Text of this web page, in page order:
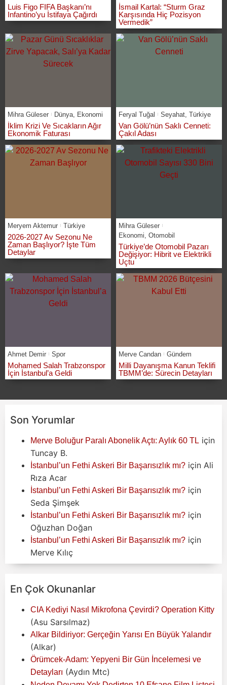
Luis Figo FIFA Başkanı’nı
Infantino’yu İstifaya Çağırdı
İsmail Kartal: “Sturm Graz
Karşısında Hiç Pozisyon
Vermedik”
Mihra Güleser Dünya Ekonomi
İklim Krizi Ve Sıcakların Ağır
Ekonomik Faturası
Feryal Tuğal Seyahat Türkiye
Van Gölü’nün Saklı Cenneti:
Çakıl Adası
Meryem Aktemur Türkiye
2026-2027 Av Sezonu Ne
Zaman Başlıyor? İşte Tüm
Detaylar
Mihra Güleser
Ekonomi Otomobil
Türkiye’de Otomobil Pazarı
Değişiyor: Hibrit ve Elektrikli
Uçtu
Ahmet Demir Spor
Mohamed Salah Trabzonspor
İçin İstanbul’a Geldi
Merve Candan Gündem
Milli Dayanışma Kanun Teklifi
TBMM’de: Sürecin Detayları
Son Yorumlar
Merve Boluğur Paralı Abonelik Açtı: Aylık 60 TL için
Tuncay B.
İstanbul’un Fethi Askeri Bir Başarısızlık mı? için Ali
Rıza Acar
İstanbul’un Fethi Askeri Bir Başarısızlık mı? için
Seda Şimşek
İstanbul’un Fethi Askeri Bir Başarısızlık mı? için
Oğuzhan Doğan
İstanbul’un Fethi Askeri Bir Başarısızlık mı? için
Merve Kılıç
En Çok Okunanlar
CIA Kediyi Nasıl Mikrofona Çevirdi? Operation Kitty
(Asu Sarsılmaz)
Alkar Bildiriyor: Gerçeğin Yarısı En Büyük Yalandır
(Alkar)
Örümcek-Adam: Yepyeni Bir Gün İncelemesi ve
Detayları (Aydın Mtc)